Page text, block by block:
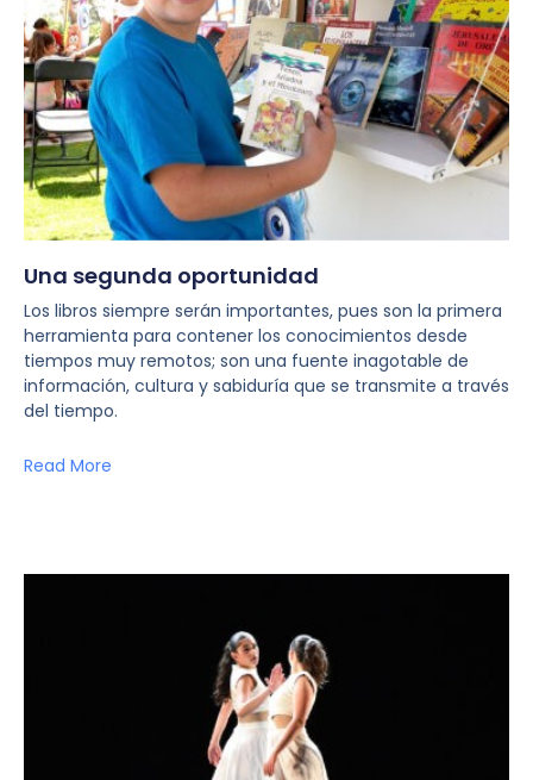
Una segunda oportunidad
Los libros siempre serán importantes, pues son la primera
herramienta para contener los conocimientos desde
tiempos muy remotos; son una fuente inagotable de
información, cultura y sabiduría que se transmite a través
del tiempo.
Read More